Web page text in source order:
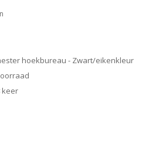
hoekbureau - Zwart/eikenkleur
keer